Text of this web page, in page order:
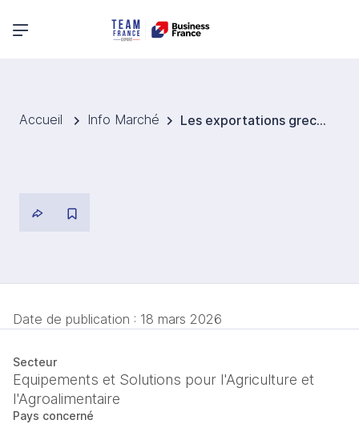
Menu principal
Accueil Info Marché Les exportations grecques d’aquaculture poursuivent leur progression
Date de publication : 18 mars 2026
Secteur
Equipements et Solutions pour l'Agriculture et
l'Agroalimentaire
Pays concerné